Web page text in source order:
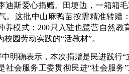
迪斯爱心捐赠。田埂边，一箱箱
。这批中山麻鸭苗按需精准转赠
养模式；200只入驻也鹭营自然教
园劳动实践的“活教材”。
明确表示，本次捐赠是民进践行
社会服务工委贯彻民进“社会服务